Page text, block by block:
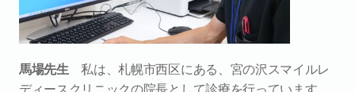
馬場先生 私は、札幌市西区にある、宮の沢スマイルレ